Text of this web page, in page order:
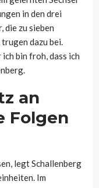
in den drei
die zu sieben
dazu bei.
bin froh, dass ich
an
Folgen
legt Schallenberg
Im